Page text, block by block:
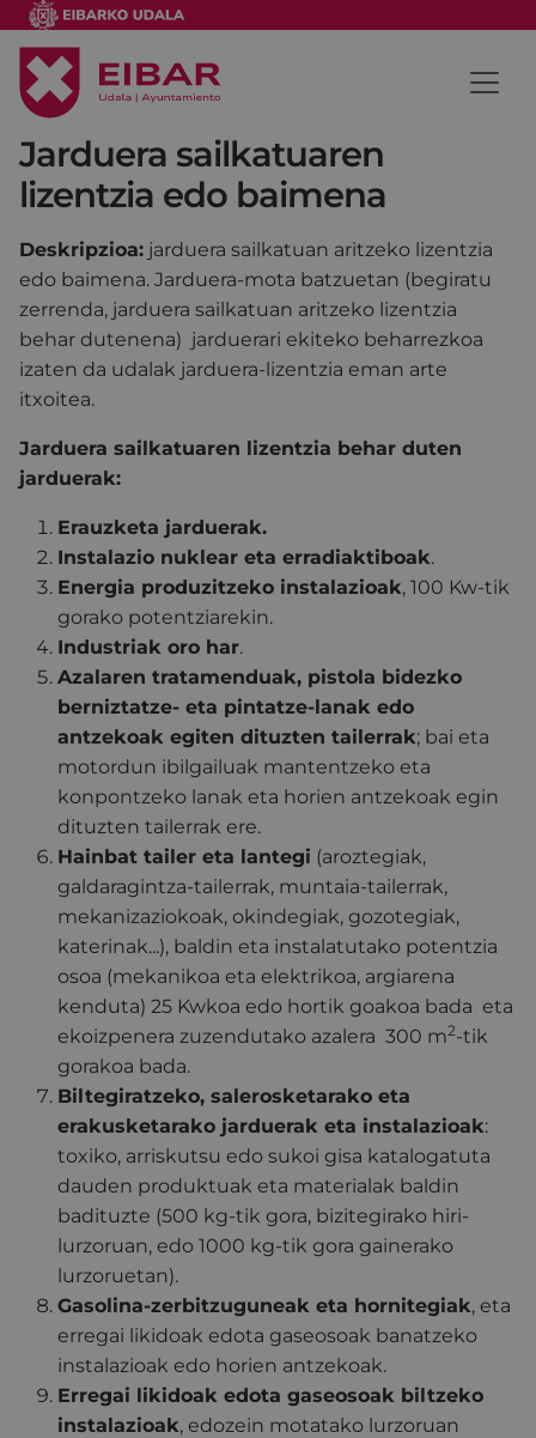
Jarduera sailkatuaren
lizentzia edo baimena
Deskripzioa: jarduera sailkatuan aritzeko lizentzia
edo baimena. Jarduera-mota batzuetan (begiratu
zerrenda, jarduera sailkatuan aritzeko lizentzia
behar dutenena) jarduerari ekiteko beharrezkoa
izaten da udalak jarduera-lizentzia eman arte
itxoitea.
Jarduera sailkatuaren lizentzia behar duten
jarduerak:
Erauzketa jarduerak.
Instalazio nuklear eta erradiaktiboak.
Energia produzitzeko instalazioak, 100 Kw-tik
gorako potentziarekin.
Industriak oro har.
Azalaren tratamenduak, pistola bidezko
berniztatze- eta pintatze-lanak edo
antzekoak egiten dituzten tailerrak; bai eta
motordun ibilgailuak mantentzeko eta
konpontzeko lanak eta horien antzekoak egin
dituzten tailerrak ere.
Hainbat tailer eta lantegi (aroztegiak,
galdaragintza-tailerrak, muntaia-tailerrak,
mekanizaziokoak, okindegiak, gozotegiak,
katerinak...), baldin eta instalatutako potentzia
osoa (mekanikoa eta elektrikoa, argiarena
kenduta) 25 Kwkoa edo hortik goakoa bada eta
ekoizpenera zuzendutako azalera 300 m2-tik
gorakoa bada.
Biltegiratzeko, salerosketarako eta
erakusketarako jarduerak eta instalazioak:
toxiko, arriskutsu edo sukoi gisa katalogatuta
dauden produktuak eta materialak baldin
badituzte (500 kg-tik gora, bizitegirako hiri-
lurzoruan, edo 1000 kg-tik gora gainerako
lurzoruetan).
Gasolina-zerbitzuguneak eta hornitegiak, eta
erregai likidoak edota gaseosoak banatzeko
instalazioak edo horien antzekoak.
Erregai likidoak edota gaseosoak biltzeko
instalazioak, edozein motatako lurzoruan